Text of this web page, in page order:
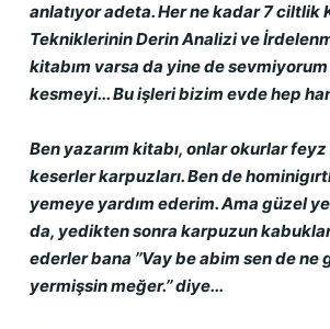
anlatıyor adeta. Her ne kadar 7 ciltlik
Tekniklerinin Derin Analizi ve
kitabım varsa da yine de
kesmeyi... Bu işleri bizim evde hep
Ben yazarım kitabı, onlar okurlar feyz
keserler karpuzları. Ben de
yemeye yardım ederim. Ama güzel
da, yedikten sonra karpuzun
ederler bana ’’Vay be abim sen de
yermişsin meğer.’’ diye...